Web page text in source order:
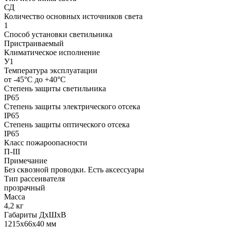
СД
Количество основных источников света
1
Способ установки светильника
Пристраиваемый
Климатическое исполнение
У1
Температура эксплуатации
от -45°С до +40°С
Степень защиты светильника
IP65
Степень защиты электрического отсека
IP65
Степень защиты оптического отсека
IP65
Класс пожароопасности
П-III
Примечание
Без сквозной проводки. Есть аксессуары
Тип рассеивателя
прозрачный
Масса
4,2 кг
Габариты ДхШхВ
1215x66x40 мм